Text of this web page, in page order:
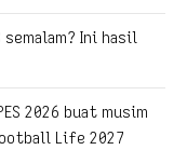
semalam? Ini hasil
2026 buat musim
Life 2027